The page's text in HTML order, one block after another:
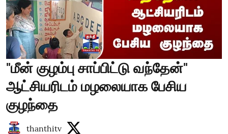
"மீன் குழம்பு சாப்பிட்டு வந்தேன்"
ஆட்சியரிடம் மழலையாக பேசிய
குழந்தை
thanthitv